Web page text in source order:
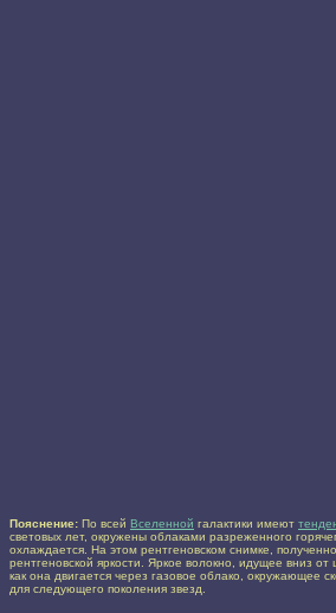
Пояснение: По всей Вселенной галактики имеют
световых лет, окружены облаками разреженного
охлаждается. На этом рентгеновском снимке,
рентгеновской яркости. Яркое волокно, идущее вниз
как она двигается через газовое облако, окружающее
для следующего поколения звезд.